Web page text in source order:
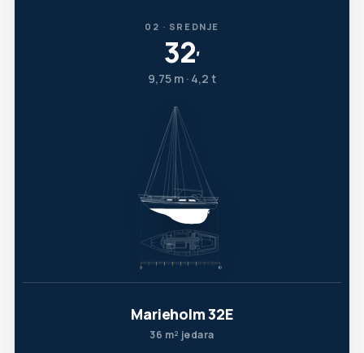
02 · SREDNJE
32′
9,75 m · 4,2 t
Marieholm 32E
36 m² jedara